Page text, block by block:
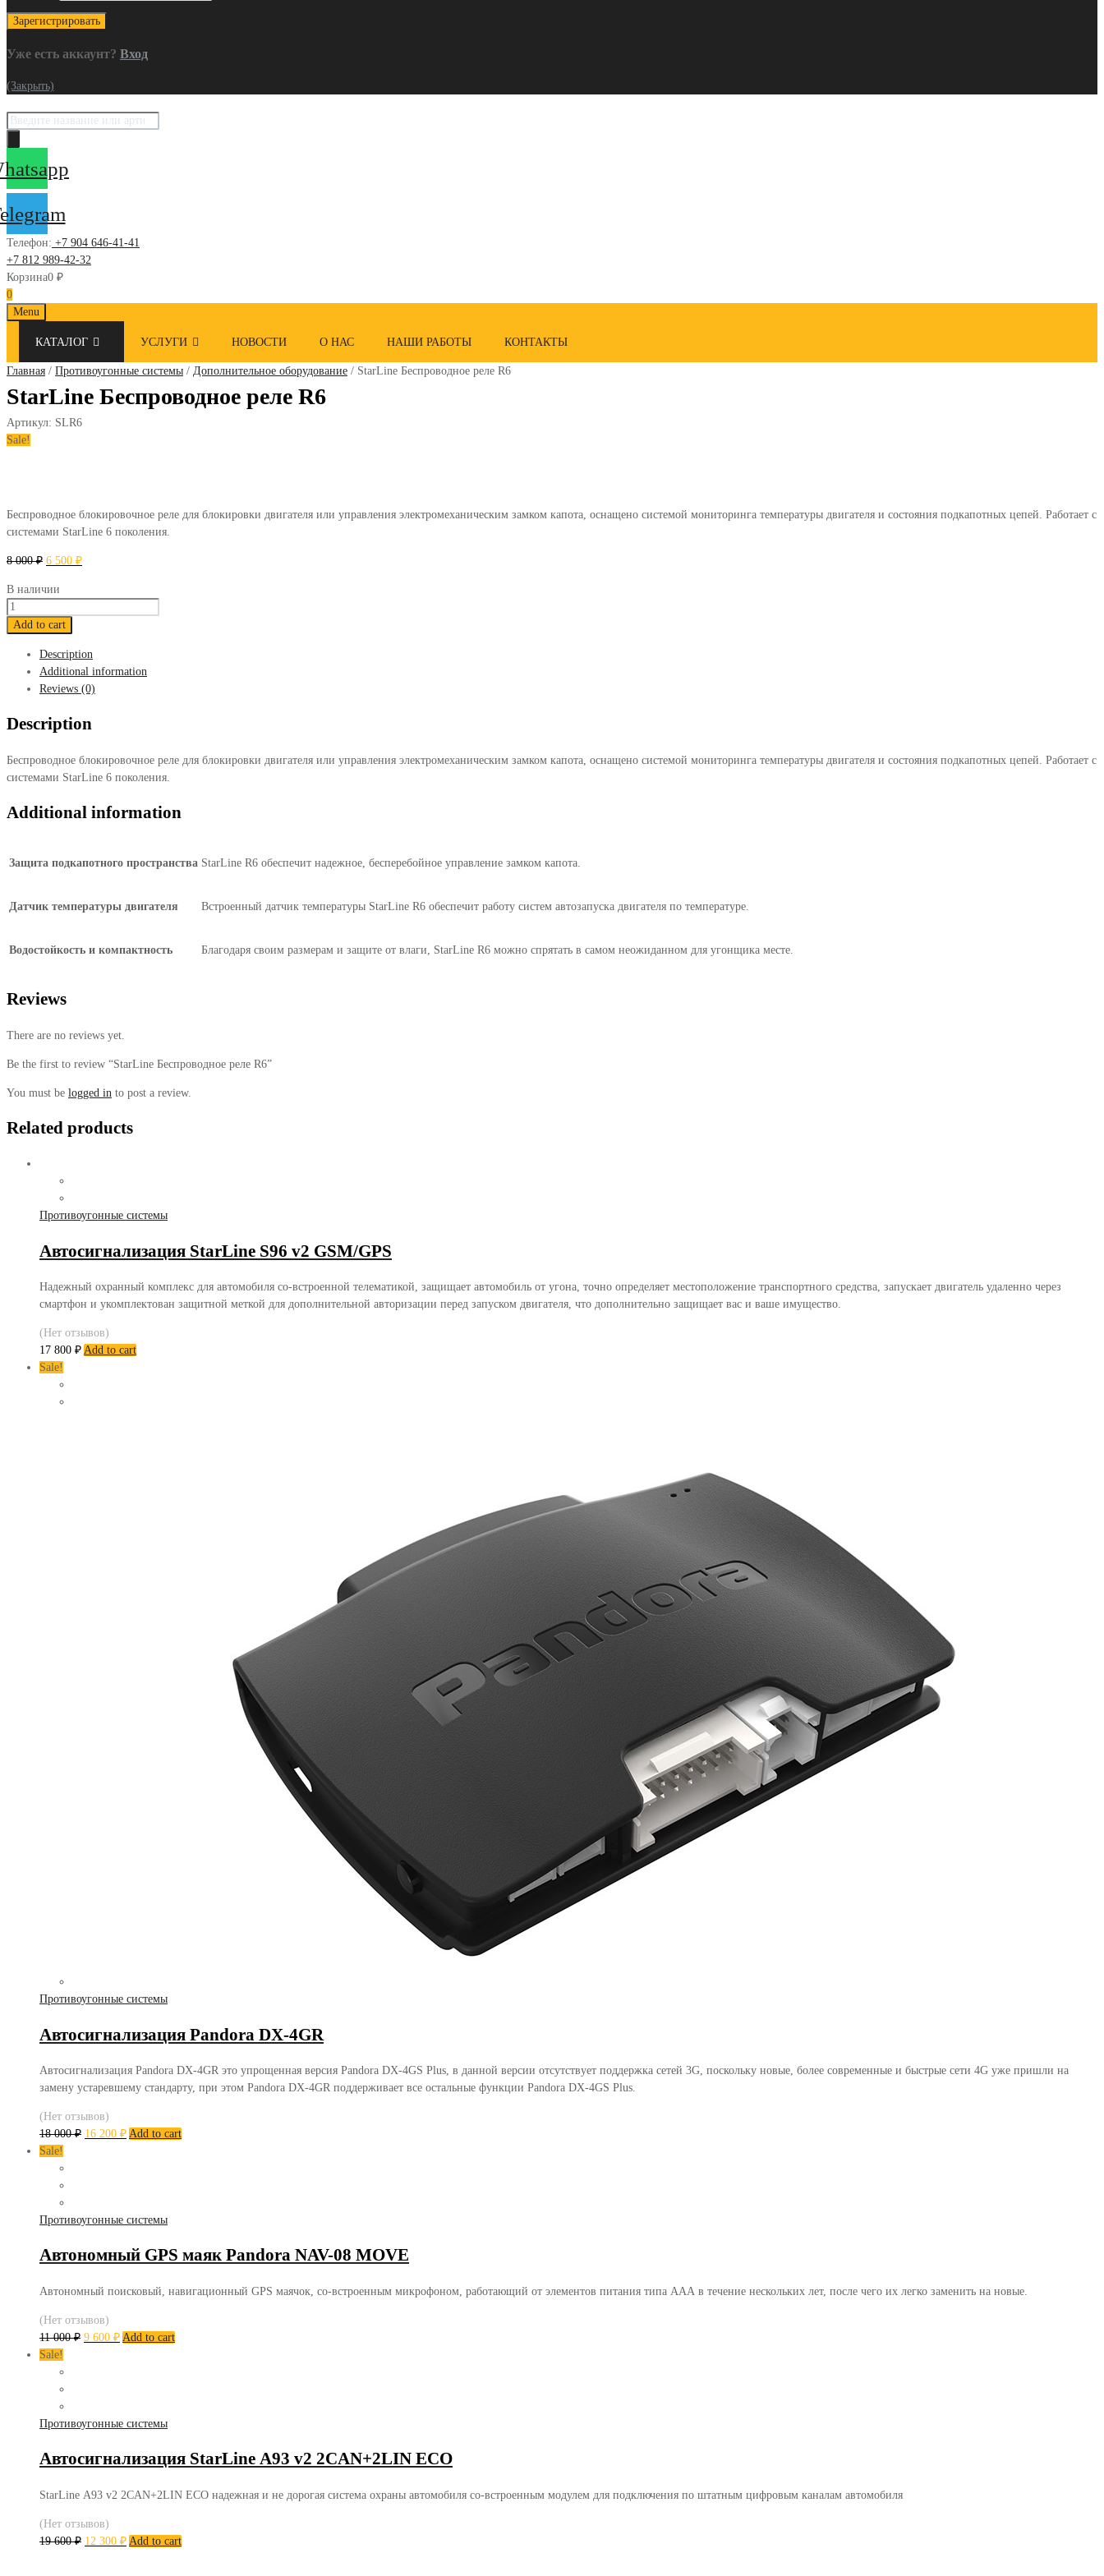
Уже есть аккаунт? Вход
(Закрыть)
Поиск
Телефон: +7 904 646-41-41
+7 812 989-42-32
Корзина0 ₽
0
Skip
content
Menu
КАТАЛОГ УСЛУГИ НОВОСТИ О НАС НАШИ РАБОТЫ КОНТАКТЫ
Главная / Противоугонные системы / Дополнительное оборудование / StarLine Беспроводное реле R6
StarLine Беспроводное реле R6
Артикул: SLR6
Sale!
Беспроводное блокировочное реле для блокировки двигателя или управления электромеханическим замком капота, оснащено системой мониторинга температуры двигателя и состояния подкапотных цепей. Работает с
системами StarLine 6 поколения.
8 000₽ 6 500 ₽
В наличии
StarLine
Беспроводное
quantity
Add to cart
Description
Additional information
Reviews (0)
Description
Беспроводное блокировочное реле для блокировки двигателя или управления электромеханическим замком капота, оснащено системой мониторинга температуры двигателя и состояния подкапотных цепей. Работает с
системами StarLine 6 поколения.
Additional information
Защита подкапотного пространства StarLine R6 обеспечит надежное, бесперебойное управление замком капота.
Датчик температуры двигателя Встроенный датчик температуры StarLine R6 обеспечит работу систем автозапуска двигателя по температуре.
Водостойкость и компактность Благодаря своим размерам и защите от влаги, StarLine R6 можно спрятать в самом неожиданном для угонщика месте.
Reviews
There are no reviews yet.
Be the first to review “StarLine Беспроводное реле R6”
You must be logged in to post a review.
Related products
Противоугонные системы
Автосигнализация StarLine S96 v2 GSM/GPS
Надежный охранный комплекс для автомобиля со-встроенной телематикой, защищает автомобиль от угона, точно определяет местоположение транспортного средства, запускает двигатель удаленно через
смартфон и укомплектован защитной меткой для дополнительной авторизации перед запуском двигателя, что дополнительно защищает вас и ваше имущество.
(Нет отзывов)
17 800 ₽ Add to cart
Sale!
Противоугонные системы
Автосигнализация Pandora DX-4GR
Автосигнализация Pandora DX-4GR это упрощенная версия Pandora DX-4GS Plus, в данной версии отсутствует поддержка сетей 3G, поскольку новые, более современные и быстрые сети 4G уже пришли на
замену устаревшему стандарту, при этом Pandora DX-4GR поддерживает все остальные функции Pandora DX-4GS Plus.
(Нет отзывов)
18 000₽ 16 200 ₽ Add to cart
Sale!
Противоугонные системы
Автономный GPS маяк Pandora NAV-08 MOVE
Автономный поисковый, навигационный GPS маячок, со-встроенным микрофоном, работающий от элементов питания типа ААА в течение нескольких лет, после чего их легко заменить на новые.
(Нет отзывов)
11 000₽ 9 600 ₽ Add to cart
Sale!
Противоугонные системы
Автосигнализация StarLine А93 v2 2CAN+2LIN ECO
StarLine А93 v2 2CAN+2LIN ECO надежная и не дорогая система охраны автомобиля со-встроенным модулем для подключения по штатным цифровым каналам автомобиля
(Нет отзывов)
19 600₽ 12 300 ₽ Add to cart